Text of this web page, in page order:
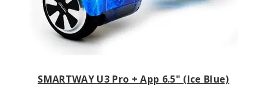
SMARTWAY U3 Pro + App 6.5" (Ice Blue)